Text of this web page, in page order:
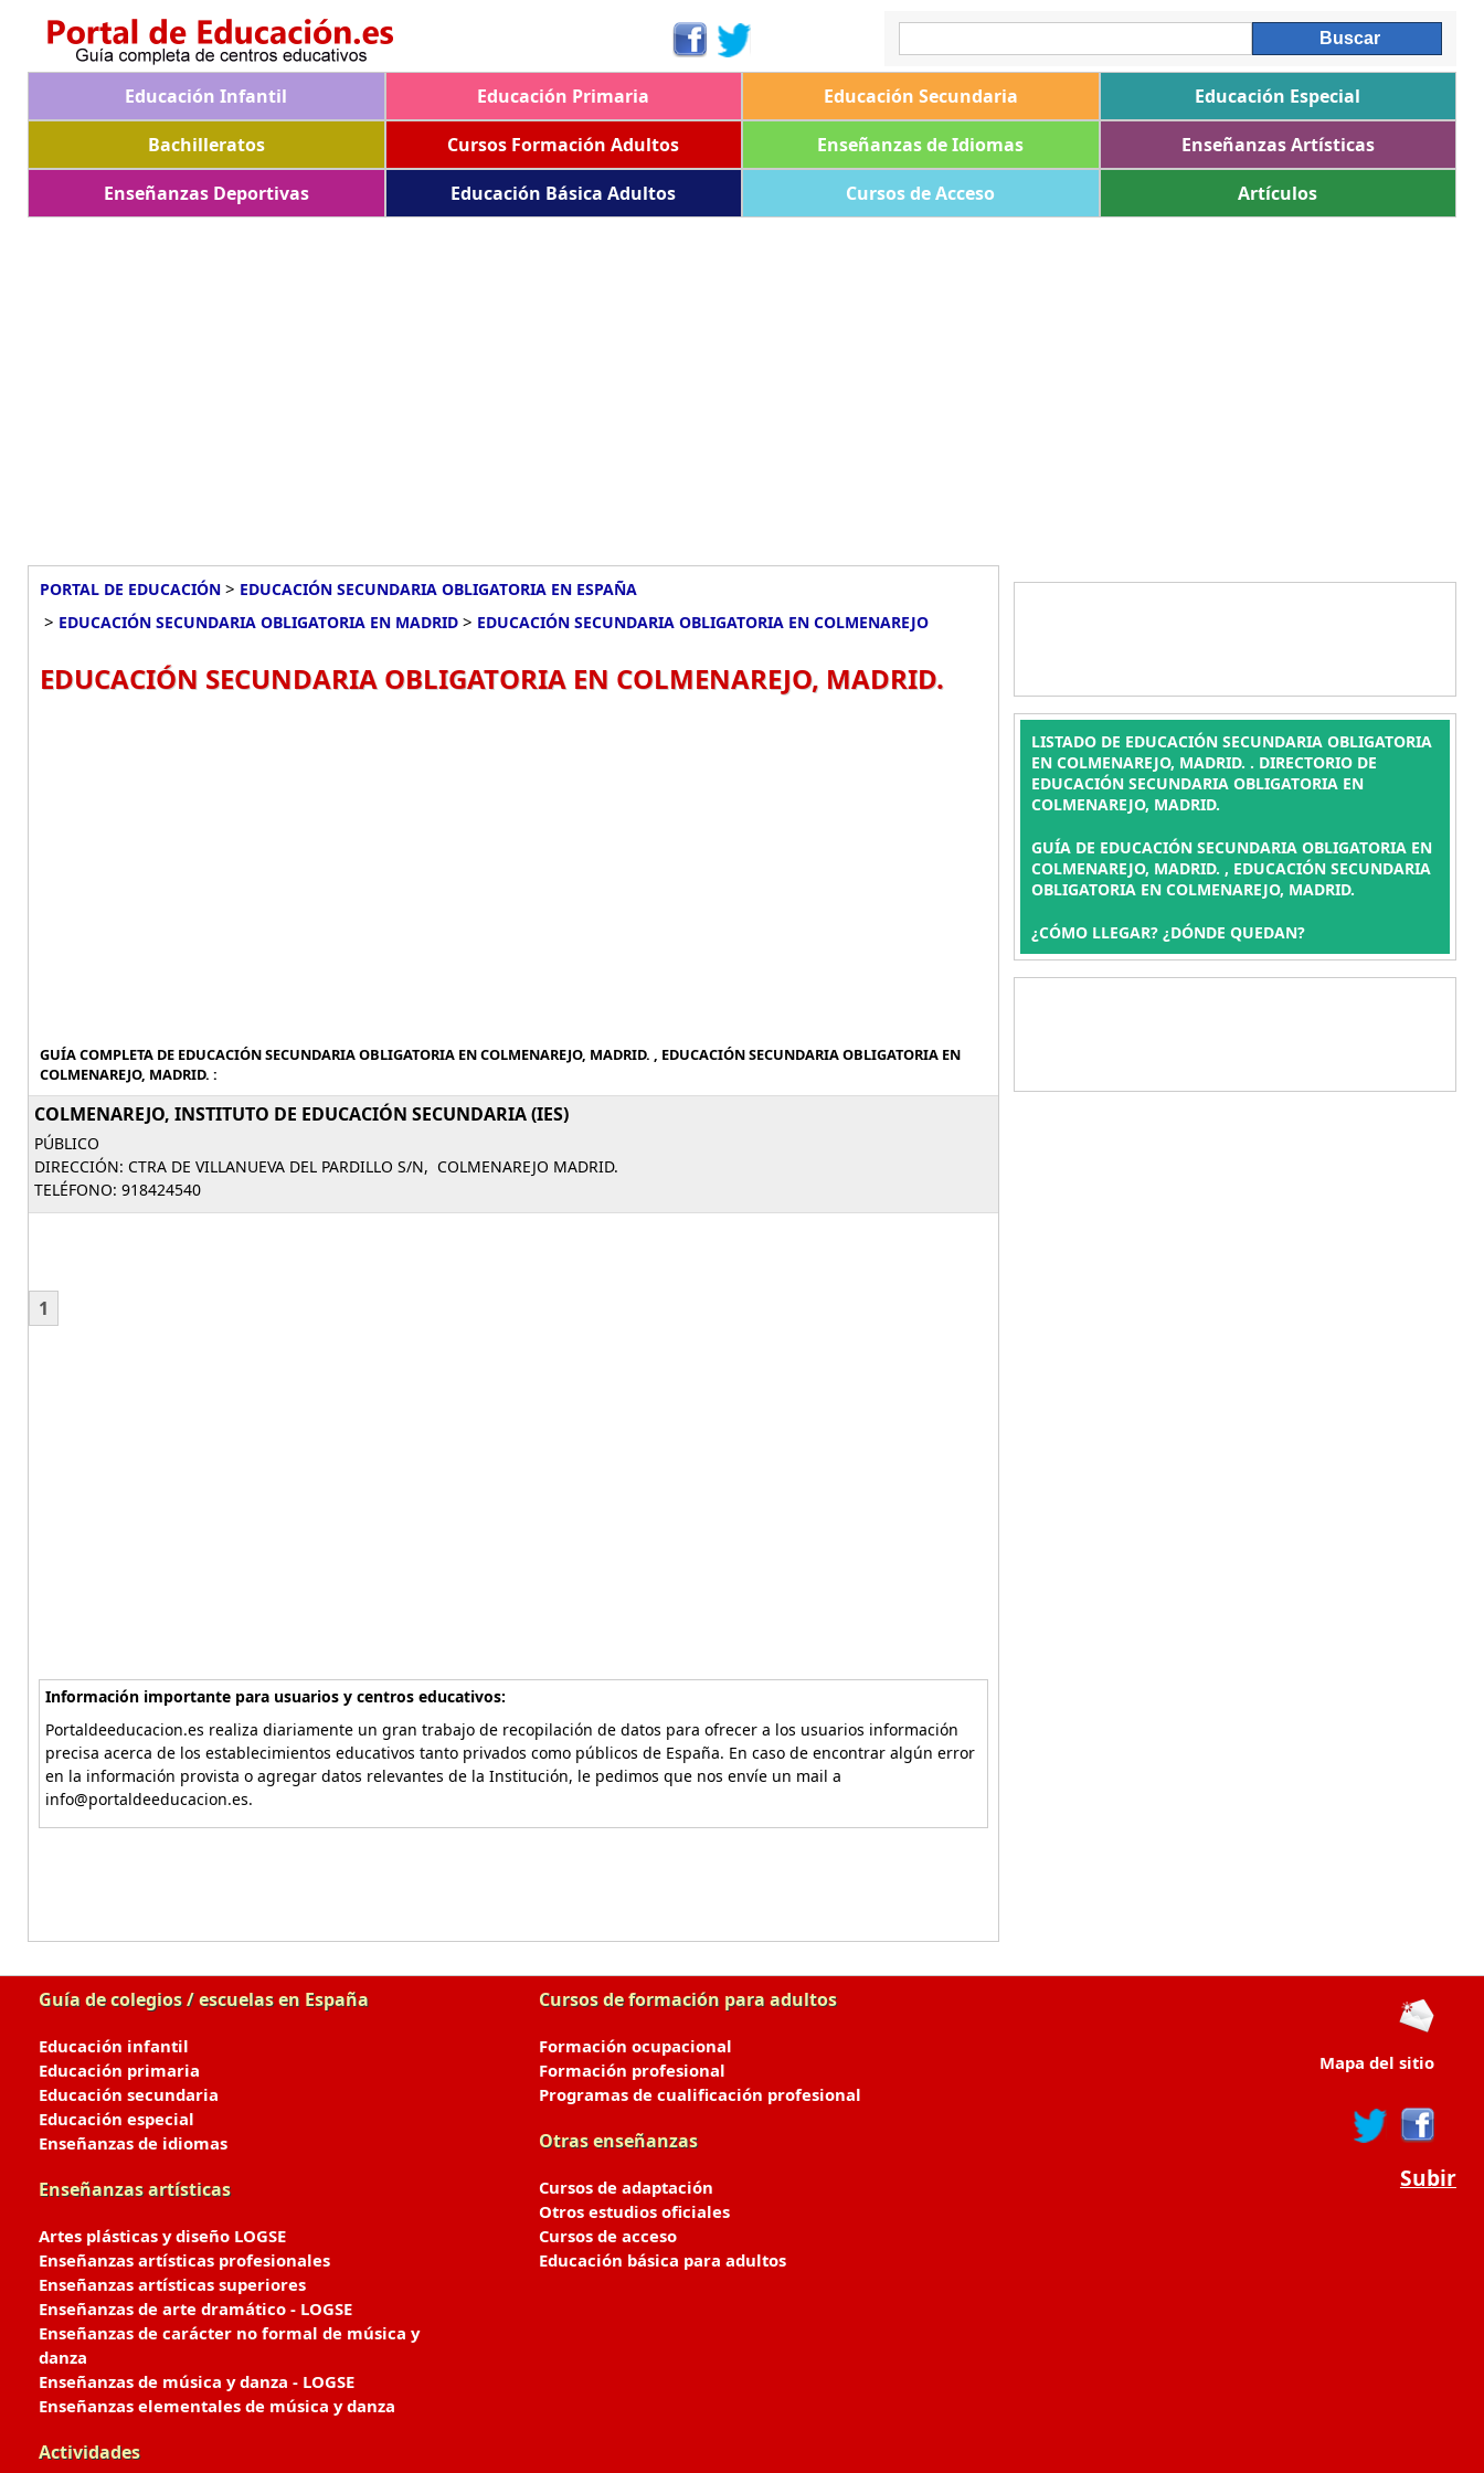
Educación Infantil Educación Primaria Educación Secundaria
Educación Especial
Bachilleratos
Cursos Formación Adultos Enseñanzas de Idiomas
Enseñanzas Artísticas
Enseñanzas Deportivas
Educación Básica Adultos Cursos de Acceso Artículos
PORTAL DE EDUCACIÓN > EDUCACIÓN SECUNDARIA OBLIGATORIA EN ESPAÑA
> EDUCACIÓN SECUNDARIA OBLIGATORIA EN MADRID > EDUCACIÓN SECUNDARIA OBLIGATORIA EN COLMENAREJO
EDUCACIÓN SECUNDARIA OBLIGATORIA EN COLMENAREJO, MADRID.
GUÍA COMPLETA DE EDUCACIÓN SECUNDARIA OBLIGATORIA EN COLMENAREJO, MADRID. , EDUCACIÓN SECUNDARIA OBLIGATORIA EN
COLMENAREJO, MADRID. :
COLMENAREJO, INSTITUTO DE EDUCACIÓN SECUNDARIA (IES)
PÚBLICO
DIRECCIÓN: CTRA DE VILLANUEVA DEL PARDILLO S/N, COLMENAREJO MADRID.
TELÉFONO: 918424540
1
Información importante para usuarios y centros educativos:
Portaldeeducacion.es realiza diariamente un gran trabajo de recopilación de datos para ofrecer a los usuarios información
precisa acerca de los establecimientos educativos tanto privados como públicos de España. En caso de encontrar algún error
en la información provista o agregar datos relevantes de la Institución, le pedimos que nos envíe un mail a
info@portaldeeducacion.es.
LISTADO DE EDUCACIÓN SECUNDARIA OBLIGATORIA
EN COLMENAREJO, MADRID. . DIRECTORIO DE
EDUCACIÓN SECUNDARIA OBLIGATORIA EN
COLMENAREJO, MADRID.
GUÍA DE EDUCACIÓN SECUNDARIA OBLIGATORIA EN
COLMENAREJO, MADRID. , EDUCACIÓN SECUNDARIA
OBLIGATORIA EN COLMENAREJO, MADRID.
¿CÓMO LLEGAR? ¿DÓNDE QUEDAN?
Guía de colegios / escuelas en España
Educación infantil
Educación primaria
Educación secundaria
Educación especial
Enseñanzas de idiomas
Enseñanzas artísticas
Artes plásticas y diseño LOGSE
Enseñanzas artísticas profesionales
Enseñanzas artísticas superiores
Enseñanzas de arte dramático - LOGSE
Enseñanzas de carácter no formal de música y
danza
Enseñanzas de música y danza - LOGSE
Enseñanzas elementales de música y danza
Actividades
Cursos de formación para adultos
Formación ocupacional
Formación profesional
Programas de cualificación profesional
Otras enseñanzas
Cursos de adaptación
Otros estudios oficiales
Cursos de acceso
Educación básica para adultos
Mapa del sitio
Subir